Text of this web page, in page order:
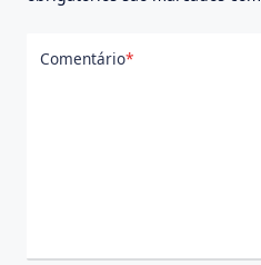
Comentário*